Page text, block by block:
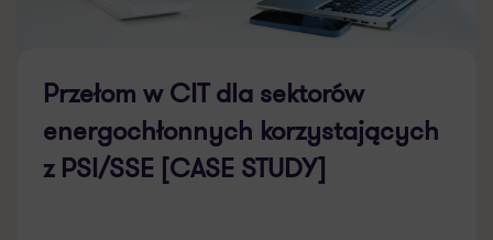
Przełom w CIT dla sektorów
energochłonnych korzystających
z PSI/SSE [CASE STUDY]